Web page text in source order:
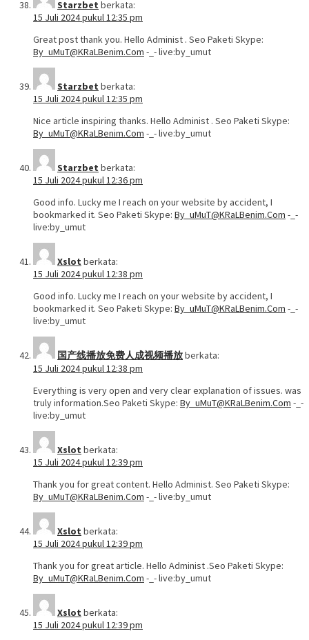
Starzbet berkata:
15 Juli 2024 pukul 12:35 pm
Great post thank you. Hello Administ . Seo Paketi Skype:
By_uMuT@KRaLBenim.Com -_- live:by_umut
Starzbet berkata:
15 Juli 2024 pukul 12:35 pm
Nice article inspiring thanks. Hello Administ . Seo Paketi Skype:
By_uMuT@KRaLBenim.Com -_- live:by_umut
Starzbet berkata:
15 Juli 2024 pukul 12:36 pm
Good info. Lucky me I reach on your website by accident, I
bookmarked it. Seo Paketi Skype: By_uMuT@KRaLBenim.Com -_-
live:by_umut
Xslot berkata:
15 Juli 2024 pukul 12:38 pm
Good info. Lucky me I reach on your website by accident, I
bookmarked it. Seo Paketi Skype: By_uMuT@KRaLBenim.Com -_-
live:by_umut
国产线播放免费人成视频播放berkata:
15 Juli 2024 pukul 12:38 pm
Everything is very open and very clear explanation of issues. was
truly information.Seo Paketi Skype: By_uMuT@KRaLBenim.Com -_-
live:by_umut
Xslot berkata:
15 Juli 2024 pukul 12:39 pm
Thank you for great content. Hello Administ. Seo Paketi Skype:
By_uMuT@KRaLBenim.Com -_- live:by_umut
Xslot berkata:
15 Juli 2024 pukul 12:39 pm
Thank you for great article. Hello Administ .Seo Paketi Skype:
By_uMuT@KRaLBenim.Com -_- live:by_umut
Xslot berkata:
15 Juli 2024 pukul 12:39 pm